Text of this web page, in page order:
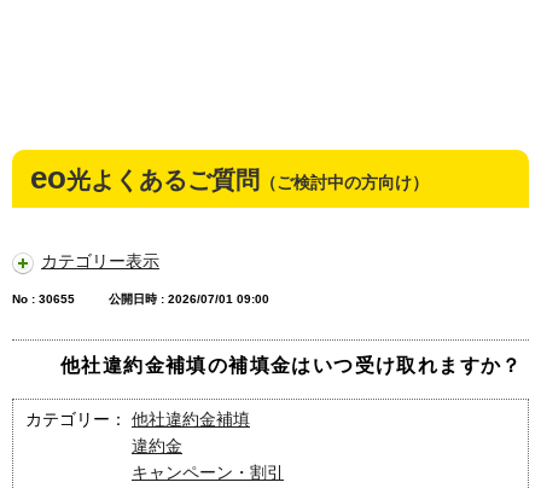
eo光よくあるご質問 （ご検討中の方向け）
カテゴリー表示
No : 30655 公開日時 : 2026/07/01 09:00
他社違約金補填の補填金はいつ受け取れますか？
カテゴリー：
他社違約金補填
違約金
キャンペーン・割引